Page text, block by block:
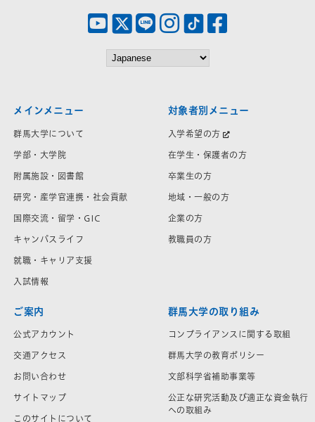
メインメニュー
群馬大学について
学部・大学院
附属施設・図書館
研究・産学官連携・社会貢献
国際交流・留学・GIC
キャンパスライフ
就職・キャリア支援
入試情報
対象者別メニュー
入学希望の方
在学生・保護者の方
卒業生の方
地域・一般の方
企業の方
教職員の方
ご案内
公式アカウント
交通アクセス
お問い合わせ
サイトマップ
このサイトについて
群馬大学の取り組み
コンプライアンスに関する取組
群馬大学の教育ポリシー
文部科学省補助事業等
公正な研究活動及び適正な資金執行
への取組み